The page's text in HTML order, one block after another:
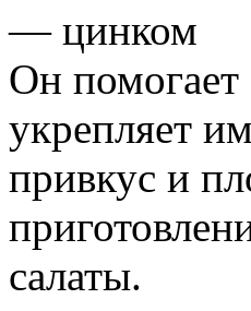
— цинком
Он
укрепляет
привкус и
салаты.